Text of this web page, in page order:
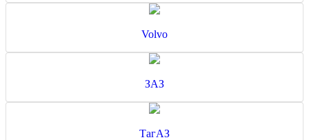
Volvo
ЗАЗ
ТагАЗ